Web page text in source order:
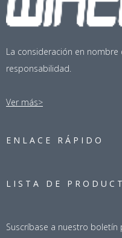
La consideración en
responsabilidad.
Ver más>
ENLACE RÁPIDO
LISTA DE
Suscríbase a nuestro